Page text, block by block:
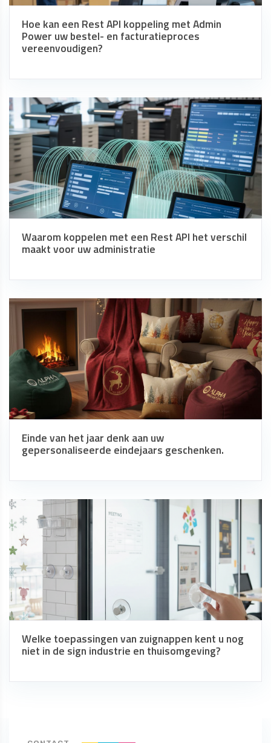
Hoe kan een Rest API koppeling met Admin
Power uw bestel- en facturatieproces
vereenvoudigen?
Waarom koppelen met een Rest API het verschil
maakt voor uw administratie
Einde van het jaar denk aan uw
gepersonaliseerde eindejaars geschenken.
Welke toepassingen van zuignappen kent u nog
niet in de sign industrie en thuisomgeving?